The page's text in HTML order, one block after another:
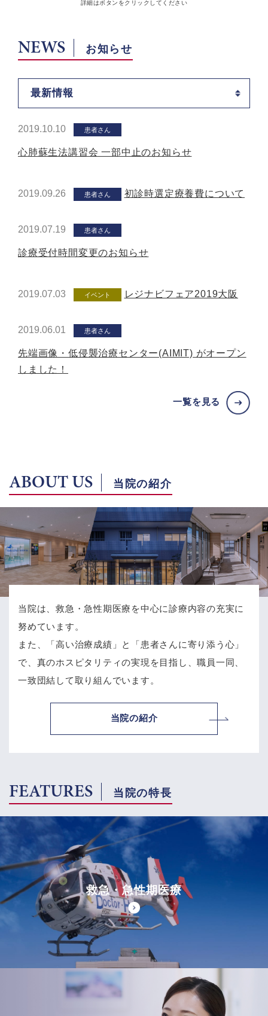
詳細はボタン をクリックしてください
NEWS お知らせ
最新情報
2019.10.10 患者さん
心肺蘇生法講習会 一部中止のお知らせ
2019.09.26 患者さん 初診時選定療養費について
2019.07.19 患者さん
診療受付時間変更のお知らせ
2019.07.03 イベント レジナビフェア2019大阪
2019.06.01 患者さん
先端画像・低侵襲治療センター(AIMIT) がオープン
しました！
一覧を見る
ABOUT US 当院の紹介
当院は、救急・急性期医療を中心に診療内容の充実に
努めています。
また、「高い治療成績」と「患者さんに寄り添う心」
で、 真のホスピタリティの実現を目指し、職員一同、
一致団結して取り組んでいます。
当院の紹介
FEATURES 当院の特長
救急・急性期医療